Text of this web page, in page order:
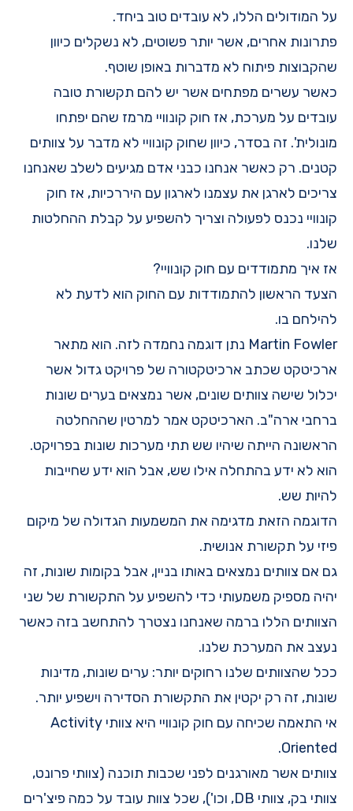
על המודולים הללו, לא עובדים טוב ביחד.
פתרונות אחרים, אשר יותר פשוטים, לא נשקלים כיוון
שהקבוצות פיתוח לא מדברות באופן שוטף.
כאשר עשרים מפתחים אשר יש להם תקשורת טובה
עובדים על מערכת, אז חוק קונוויי מרמז שהם יפתחו
מונולית'. זה בסדר, כיוון שחוק קונוויי לא מדבר על צוותים
קטנים. רק כאשר אנחנו כבני אדם מגיעים לשלב שאנחנו
צריכים לארגן את עצמנו לארגון עם היררכיות, אז חוק
קונוויי נכנס לפעולה וצריך להשפיע על קבלת ההחלטות
שלנו.
אז איך מתמודדים עם חוק קונוויי?
הצעד הראשון להתמודדות עם החוק הוא לדעת לא
להילחם בו.
Martin Fowler נתן דוגמה נחמדה לזה. הוא מתאר
ארכיטקט שכתב ארכיטקטורה של פרויקט גדול אשר
יכלול שישה צוותים שונים, אשר נמצאים בערים שונות
ברחבי ארה"ב. הארכיטקט אמר למרטין שההחלטה
הראשונה הייתה שיהיו שש תתי מערכות שונות בפרויקט.
הוא לא ידע בהתחלה אילו שש, אבל הוא ידע שחייבות
להיות שש.
הדוגמה הזאת מדגימה את המשמעות הגדולה של מיקום
פיזי על תקשורת אנושית.
גם אם צוותים נמצאים באותו בניין, אבל בקומות שונות, זה
יהיה מספיק משמעותי כדי להשפיע על התקשורת של שני
הצוותים הללו ברמה שאנחנו נצטרך להתחשב בזה כאשר
נעצב את המערכת שלנו.
ככל שהצוותים שלנו רחוקים יותר: ערים שונות, מדינות
שונות, זה רק יקטין את התקשורת הסדירה וישפיע יותר.
אי התאמה שכיחה עם חוק קונוויי היא צוותי Activity
Oriented
.
צוותים אשר מאורגנים לפני שכבות תוכנה (צוותי פרונט,
צוותי בק, צוותי DB, וכו'), שכל צוות עובד על כמה פיצ'רים